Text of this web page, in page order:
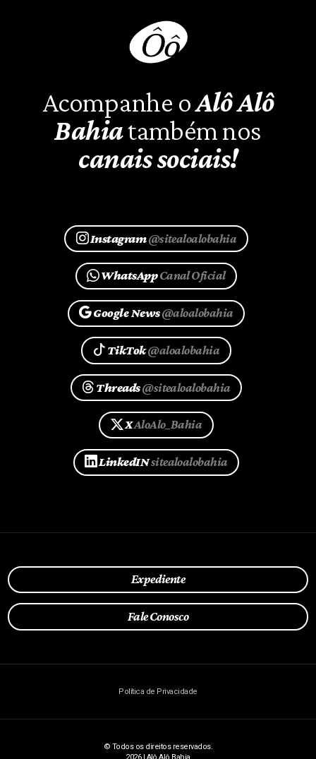
Acompanhe oAlô Alô
Bahiatambém nos
canais sociais!
Instagram@sitealoalobahia
WhatsAppCanal Oficial
Google News@aloalobahia
TikTok@aloalobahia
Threads@sitealoalobahia
XAloAlo_Bahia
LinkedINsitealoalobahia
Expediente
Fale Conosco
Política de Privacidade
© Todos os direitos reservados.